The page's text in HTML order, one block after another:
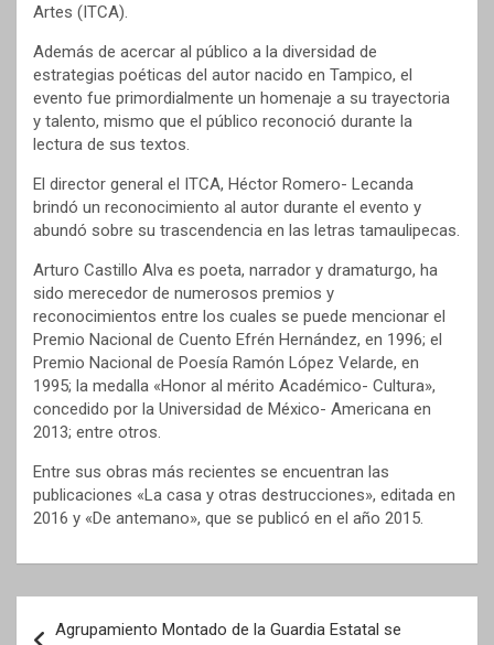
Artes (ITCA).
Además de acercar al público a la diversidad de
estrategias poéticas del autor nacido en Tampico, el
evento fue primordialmente un homenaje a su trayectoria
y talento, mismo que el público reconoció durante la
lectura de sus textos.
El director general el ITCA, Héctor Romero- Lecanda
brindó un reconocimiento al autor durante el evento y
abundó sobre su trascendencia en las letras tamaulipecas.
Arturo Castillo Alva es poeta, narrador y dramaturgo, ha
sido merecedor de numerosos premios y
reconocimientos entre los cuales se puede mencionar el
Premio Nacional de Cuento Efrén Hernández, en 1996; el
Premio Nacional de Poesía Ramón López Velarde, en
1995; la medalla «Honor al mérito Académico- Cultura»,
concedido por la Universidad de México- Americana en
2013; entre otros.
Entre sus obras más recientes se encuentran las
publicaciones «La casa y otras destrucciones», editada en
2016 y «De antemano», que se publicó en el año 2015.
Agrupamiento Montado de la Guardia Estatal se